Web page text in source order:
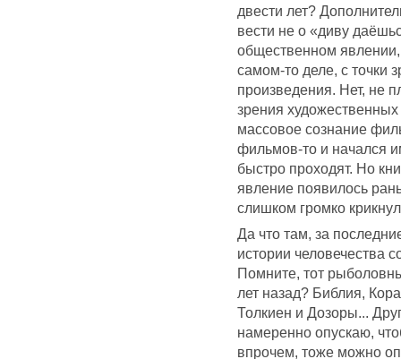
двести лет?
вести не о «диву
общественном
самом-то деле, с точки
произведения. Нет, не
зрения
массовое сознание
фильмов-то и начался
быстро проходят. Но
явление появилось
слишком громко
Да что там, за
истории человечества
Помните, тот
лет назад? Библия,
Толкиен и Дозоры...
намеренно опускаю,
впрочем, тоже можно